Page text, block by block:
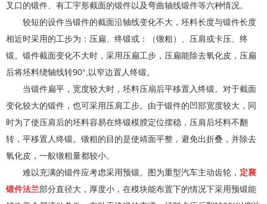
叉口的锻件、有工宇形截面的锻件以及弯曲轴线锻件等六种情况。
较短的设件当锻件的截面沿轴线变化不大，坯料长度与锻件长度
相近时采用的工步为：压扁、终锻或：（镦粗）、压肩或卡压、终
锻。锻件截面变化不大时，采用压扁工步，压扁能除去氧化皮，压扁
后将坯料绕轴线转90°,以窄边置人终锻。
当锻件扁平，宽度较大时，坯料压扇后平移置入终锻。对于截面
变化较大的锻件，也可采用压肩工步。由于锻件的凹部宽度较大，同
时为了使压肩后的坯料容易在终锻模膛定位摆稳，压肩后坯料不翻
转，平移置人终锻。镦粗的目的是使靖面平整，避免出折叠，并除去
氧化皮，一舣镦粗量都较小。
难以充满的锻件应考虑采用预锻。图为重型汽车主动齿轮， 定襄
锻件法兰部分直径大，厚度小，在模块能布置下的情况下采用预锻能